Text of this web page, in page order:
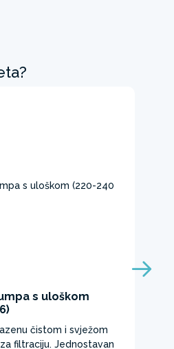
s uloškom
čistom i svježom
filtraciju. Jednostavan